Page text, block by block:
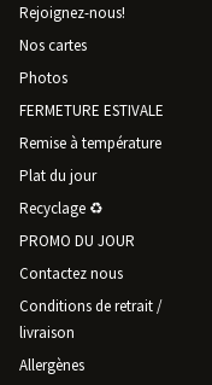
Rejoignez-nous!
Nos cartes
Photos
FERMETURE ESTIVALE
Remise à température
Plat du jour
Recyclage ♻️
PROMO DU JOUR
Contactez nous
Conditions de retrait /
livraison
Allergènes